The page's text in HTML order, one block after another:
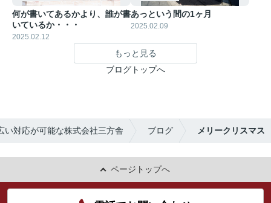
何が書いてあるかより、誰が書
いているか・・・
2025.02.12
あっという間の1ヶ月
2025.02.09
もっと見る
ブログトップへ
い対応が可能な株式会社三方舎 ブログ メリークリスマス
ページトップへ